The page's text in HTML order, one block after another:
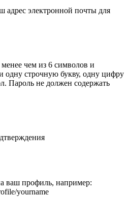
адрес электронной почты для
чем из 6 символов и
одну строчную букву, одну цифру
Пароль не должен содержать
ваш профиль, например:
yourname